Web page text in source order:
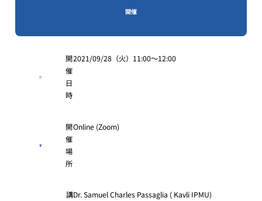
開催
開
催
日
時
2021/09/28（火）11:00～12:00
開
催
場
所
Online (Zoom)
講Dr. Samuel Charles Passaglia ( Kavli IPMU)